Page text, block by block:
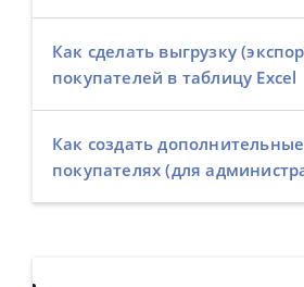
Как сделать выгрузку
покупателей в таблицу Excel
Как создать
покупателях (для